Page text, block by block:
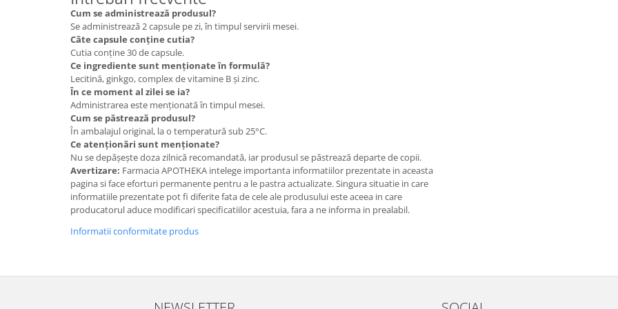
Cum se administrează produsul?
Se administrează 2 capsule pe zi, în timpul servirii mesei.
Câte capsule conține cutia?
Cutia conține 30 de capsule.
Ce ingrediente sunt menționate în formulă?
Lecitină, ginkgo, complex de vitamine B și zinc.
În ce moment al zilei se ia?
Administrarea este menționată în timpul mesei.
Cum se păstrează produsul?
În ambalajul original, la o temperatură sub 25°C.
Ce atenționări sunt menționate?
Nu se depășește doza zilnică recomandată, iar produsul se păstrează departe de copii.
Avertizare: Farmacia APOTHEKA intelege importanta informatiilor prezentate in aceasta
pagina si face eforturi permanente pentru a le pastra actualizate. Singura situatie in care
informatiile prezentate pot fi diferite fata de cele ale produsului este aceea in care
producatorul aduce modificari specificatiilor acestuia, fara a ne informa in prealabil.
Informatii conformitate produs